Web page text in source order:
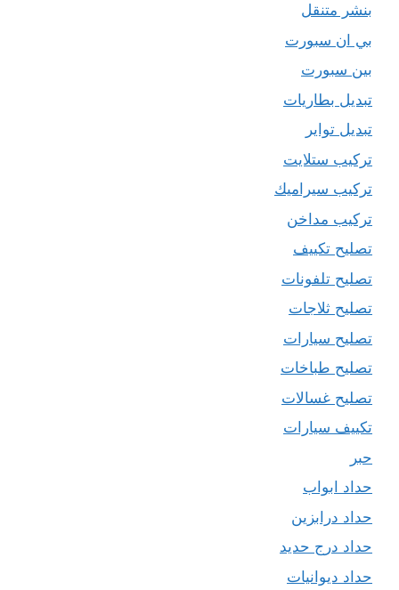
بنشر متنقل
بي ان سبورت
بين سبورت
تبديل بطاريات
تبديل تواير
تركيب ستلايت
تركيب سيراميك
تركيب مداخن
تصليح تكييف
تصليح تلفونات
تصليح ثلاجات
تصليح سيارات
تصليح طباخات
تصليح غسالات
تكييف سيارات
حبر
حداد ابواب
حداد درابزين
حداد درج حديد
حداد ديوانيات